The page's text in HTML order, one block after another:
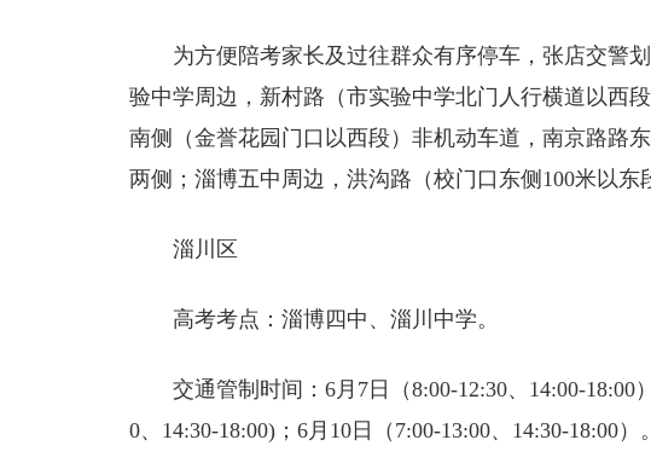
为方便陪考家长及过往群众有序停车，张店交警
验中学周边，新村路（市实验中学北门人行横道以西
南侧（金誉花园门口以西段）非机动车道，南京路路
两侧；淄博五中周边，洪沟路（校门口东侧100米以东
淄川区
高考考点：淄博四中、淄川中学。
交通管制时间：6月7日（8:00-12:30、14:00-18:00
0、14:30-18:00)；6月10日（7:00-13:00、14:30-18:00）。